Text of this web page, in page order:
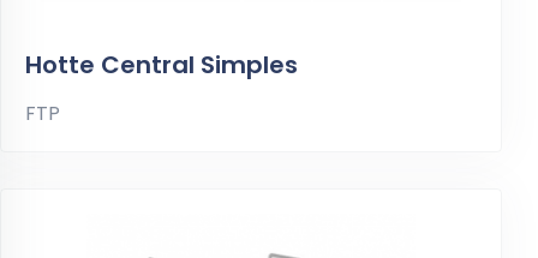
Hotte Central Simples
FTP